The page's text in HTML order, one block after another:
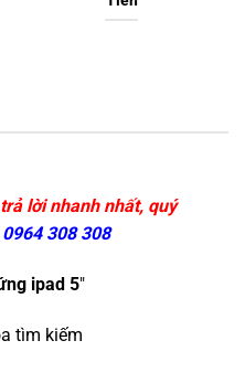
lời nhanh nhất, quý
0964 308 308
ipad 5"
tìm kiếm